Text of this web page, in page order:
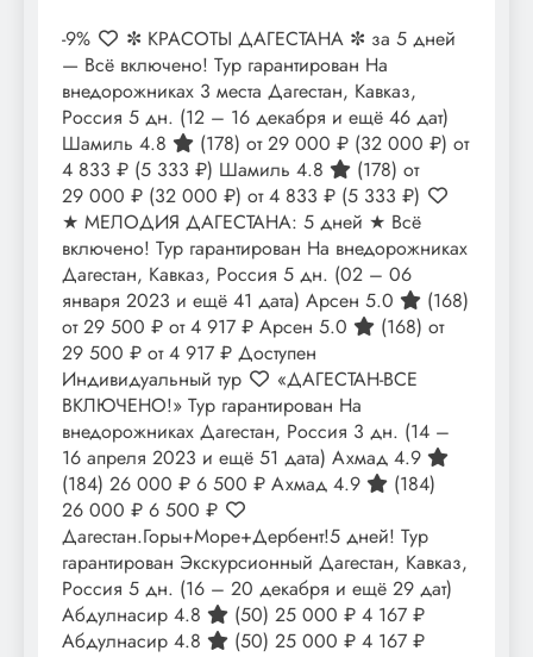
-9%
✼ КРАСОТЫ ДАГЕСТАНА ✼ за 5 дней
— Всё включено! Тур гарантирован На
внедорожниках 3 места Дагестан, Кавказ,
Россия 5 дн. (12 – 16 декабря и ещё 46 дат)
Шамиль 4.8
(178) от 29 000 ₽ (32 000 ₽) от
4 833 ₽ (5 333 ₽) Шамиль 4.8 (178) от
29 000 ₽ (32 000 ₽) от 4 833 ₽ (5 333 ₽)
★ МЕЛОДИЯ ДАГЕСТАНА: 5 дней ★ Всё
включено! Тур гарантирован На внедорожниках
Дагестан, Кавказ, Россия 5 дн. (02 – 06
января 2023 и ещё 41 дата) Арсен 5.0
(168)
от 29 500 ₽ от 4 917 ₽ Арсен 5.0 (168) от
29 500 ₽ от 4 917 ₽ Доступен
Индивидуальный тур
«ДАГЕСТАН-ВСЕ
ВКЛЮЧЕНО!» Тур гарантирован На
внедорожниках Дагестан, Россия 3 дн. (14 –
16 апреля 2023 и ещё 51 дата) Ахмад 4.9
(184) 26 000 ₽ 6 500 ₽ Ахмад 4.9
(184)
26 000 ₽ 6 500 ₽
Дагестан.Горы+Море+Дербент!5 дней! Тур
гарантирован Экскурсионный Дагестан, Кавказ,
Россия 5 дн. (16 – 20 декабря и ещё 29 дат)
Абдулнасир 4.8
(50) 25 000 ₽ 4 167 ₽
Абдулнасир 4.8
(50) 25 000 ₽ 4 167 ₽